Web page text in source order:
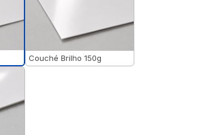
Couché Brilho 150g